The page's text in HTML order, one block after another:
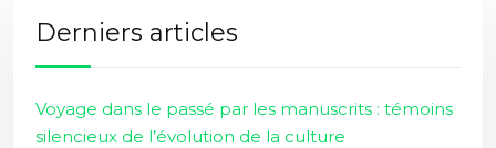
Derniers articles
Voyage dans le passé par les manuscrits : témoins
silencieux de l’évolution de la culture